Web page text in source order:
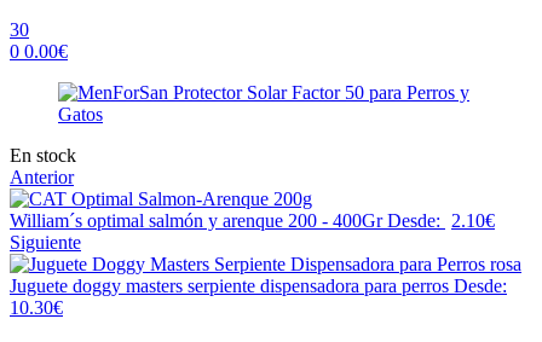
30
0 0.00€
Availability:
En stock
Anterior
William´s optimal salmón y arenque 200 - 400Gr Desde: 2.10€
Siguiente
Juguete doggy masters serpiente dispensadora para perros Desde:
10.30€